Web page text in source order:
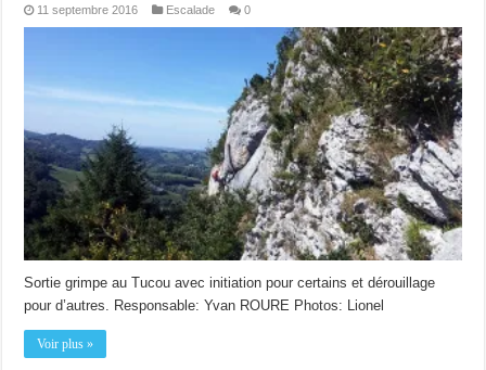
11 septembre 2016 Escalade 0
Sortie grimpe au Tucou avec initiation pour certains et dérouillage
pour d’autres. Responsable: Yvan ROURE Photos: Lionel
Voir plus »